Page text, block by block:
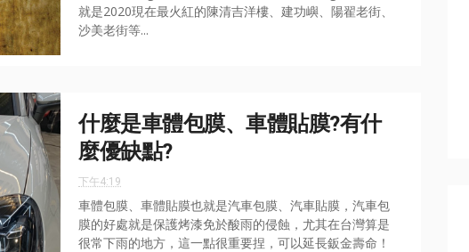
就是2020現在最火紅的陳清吉洋樓、建功嶼、陽翟老街、
沙美老街等...
什麼是車體包膜、車體貼膜?有什
麼優缺點?
下午4:19
車體包膜、車體貼膜也就是汽車包膜、汽車貼膜，汽車包
膜的好處就是保護烤漆免於酸雨的侵蝕，尤其在台灣算是
很常下雨的地方，這一點很重要捏，可以延長鈑金壽命！